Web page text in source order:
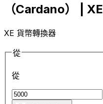
（Cardano） | XE
XE 貨幣轉換器
從
從